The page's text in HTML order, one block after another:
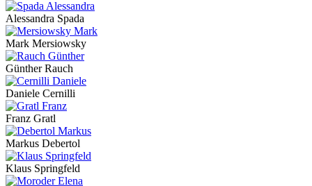
Alessandra Spada
Mark Mersiowsky
Günther Rauch
Daniele Cernilli
Franz Gratl
Markus Debertol
Klaus Springfeld